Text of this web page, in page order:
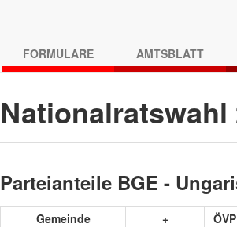
FORMULARE AMTSBLATT
Nationalratswahl
Parteianteile BGE -
Gemeinde + ÖVP